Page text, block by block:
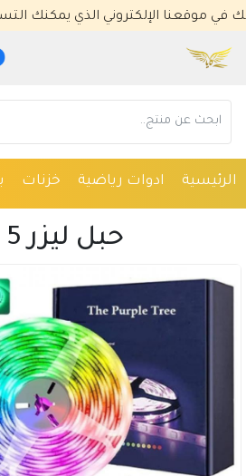
الإلكتروني الذي يمكنك التسوق من
الرئيسية ادوات رياضية خزنات
حبل ليزر 5 متر
مساعد كايا للتسويق الإلكتروني
كيف يمكنني مساعدتك؟ اكتب لي عن